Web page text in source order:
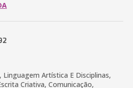
Artística E Disciplinas,
Criativa, Comunicação,